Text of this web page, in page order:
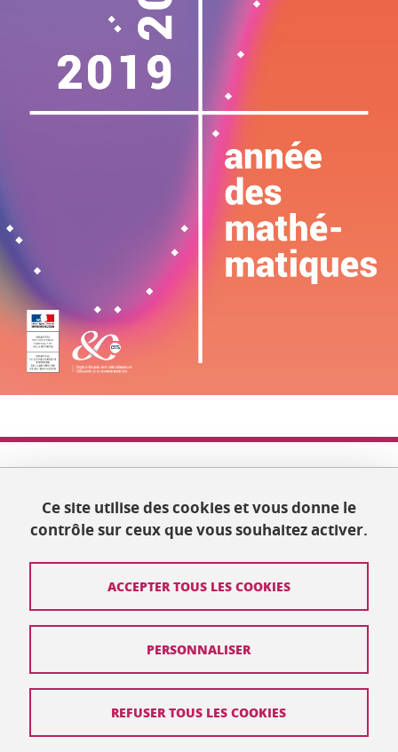
DATE
1 septembre 2019- 31 août 2020
Année des mathématiques 2019-2020
Contact
Mentions légales
Ce site utilise des cookies et vous donne le
contrôle sur ceux que vous souhaitez activer.
ACCEPTER TOUS LES COOKIES
REFUSER TOUS LES COOKIES
PERSONNALISER